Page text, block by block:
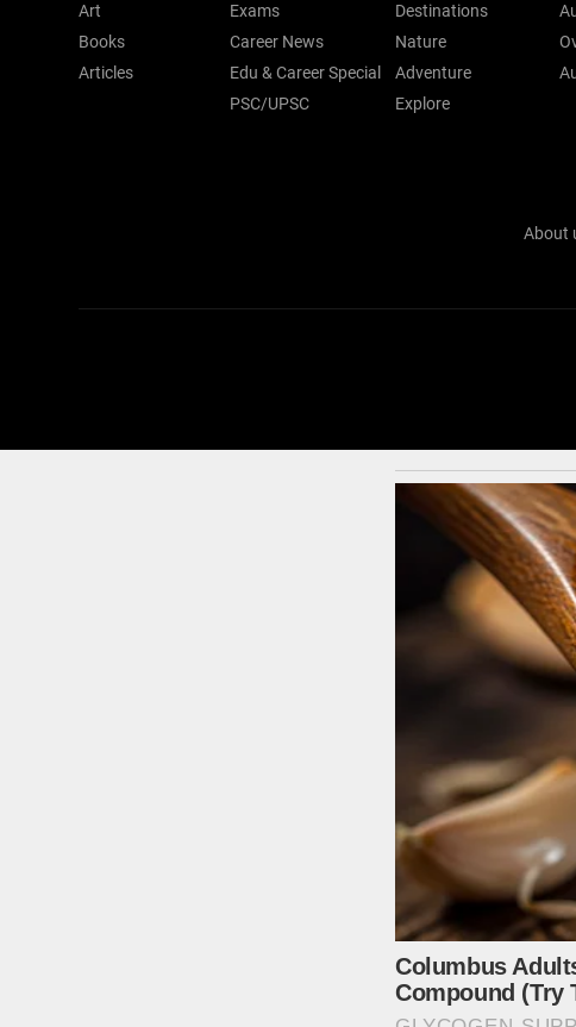
Art
Books
Articles
Exams
Career News
Edu & Career Special
PSC/UPSC
Destinations
Nature
Adventure
Explore
About